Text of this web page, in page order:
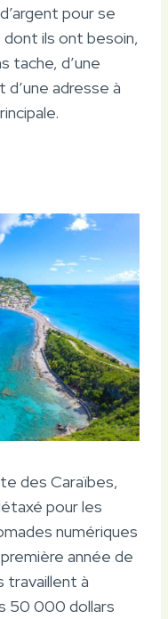
pour se
dont ils ont besoin,
tache, d’une
d’une adresse à
des Caraïbes,
pour les
numériques
année de
travaillent à
50 000 dollars